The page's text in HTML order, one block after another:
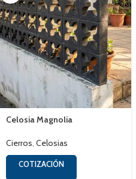
Celosia Magnolia
Cierros, Celosias
COTIZACIÓN